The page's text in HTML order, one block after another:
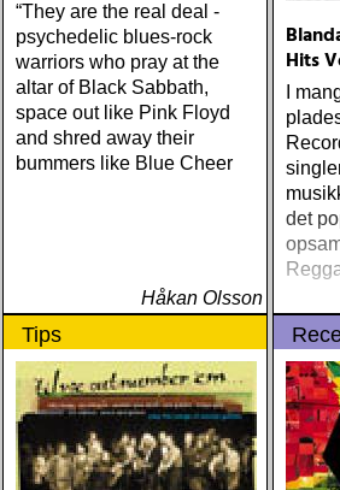
“They are the real deal -
psychedelic blues-rock
warriors who pray at the
altar of Black Sabbath,
space out like Pink Floyd
and shred away their
bummers like Blue Cheer
Håkan Olsson
Hits
I
det
Tips